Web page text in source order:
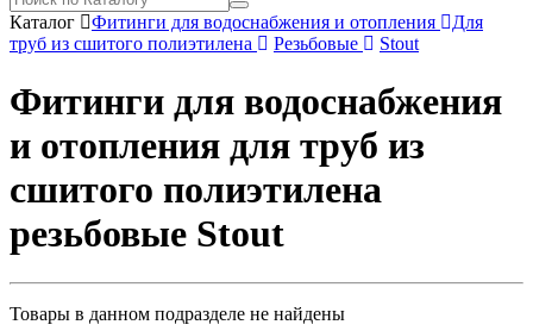
Каталог Фитинги для водоснабжения и отопления
Для
труб из сшитого полиэтилена
Резьбовые Stout
Фитинги для водоснабжения
и отопления для труб из
сшитого полиэтилена
резьбовые Stout
Товары в данном подразделе не найдены